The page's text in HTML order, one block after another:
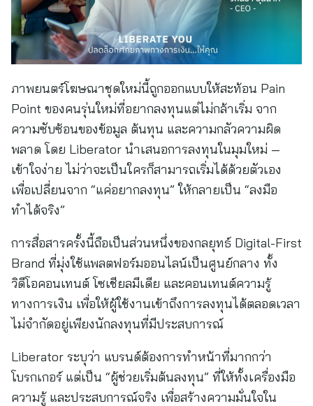
ภาพยนตร์โฆษณาชุดใหม่นี้ถูกออกแบบให้สะท้อน Pain
Point ของคนรุ่นใหม่ที่อยากลงทุนแต่ไม่กล้าเริ่ม จาก
ความซับซ้อนของข้อมูล ต้นทุน และความกลัวความผิด
พลาด โดย Liberator นำเสนอการลงทุนในมุมใหม่ —
เข้าใจง่าย ไม่ว่าจะเป็นใครก็สามารถเริ่มได้ด้วยตัวเอง
เพื่อเปลี่ยนจาก “แค่อยากลงทุน” ให้กลายเป็น “ลงมือ
ทำได้จริง”
การสื่อสารครั้งนี้ถือเป็นส่วนหนึ่งของกลยุทธ์ Digital-First
Brand ที่มุ่งใช้แพลตฟอร์มออนไลน์เป็นศูนย์กลาง ทั้ง
วิดีโอคอนเทนต์ โซเชียลมีเดีย และคอนเทนต์ความรู้
ทางการเงิน เพื่อให้ผู้ใช้งานเข้าถึงการลงทุนได้ตลอดเวลา
ไม่จำกัดอยู่เพียงนักลงทุนที่มีประสบการณ์
Liberator ระบุว่า แบรนด์ต้องการทำหน้าที่มากกว่า
โบรกเกอร์ แต่เป็น “ผู้ช่วยเริ่มต้นลงทุน” ที่ให้ทั้งเครื่องมือ
ความรู้ และประสบการณ์จริง เพื่อสร้างความมั่นใจใน